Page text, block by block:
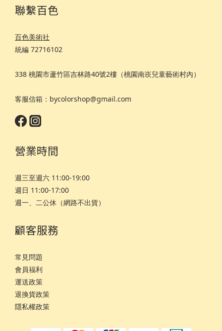
聯繫百色
百色美術社
統編 72716102
338 桃園市蘆竹區吉林路40號2樓（桃園南崁兒童藝術村內）
客服信箱：bycolorshop@gmail.com
營業時間
週三至週六 11:00-19:00
週日 11:00-17:00
週一、二公休（網路不出貨）
顧客服務
常見問題
會員福利
運送政策
退換貨政策
隱私權政策